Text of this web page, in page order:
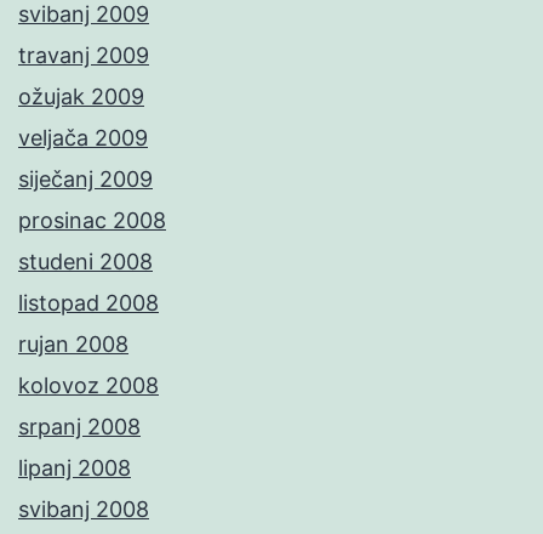
svibanj 2009
travanj 2009
ožujak 2009
veljača 2009
siječanj 2009
prosinac 2008
studeni 2008
listopad 2008
rujan 2008
kolovoz 2008
srpanj 2008
lipanj 2008
svibanj 2008